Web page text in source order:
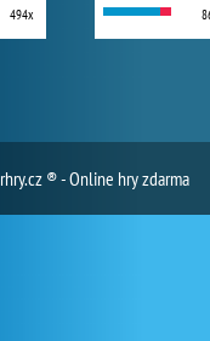
494x
® - Online hry zdarma